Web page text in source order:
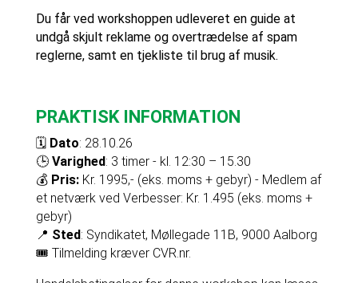
Du får ved workshoppen udleveret en guide at
undgå skjult reklame og overtrædelse af spam
reglerne, samt en tjekliste til brug af musik.
PRAKTISK INFORMATION
🗓️ Dato: 28.10.26
🕒 Varighed: 3 timer - kl. 12:30 – 15.30
💰 Pris: Kr. 1995,- (eks. moms + gebyr) - Medlem af
et netværk ved Verbesser: Kr. 1.495 (eks. moms +
gebyr)
📍 Sted: Syndikatet, Møllegade 11B, 9000 Aalborg
🎟️ Tilmelding kræver CVR.nr.